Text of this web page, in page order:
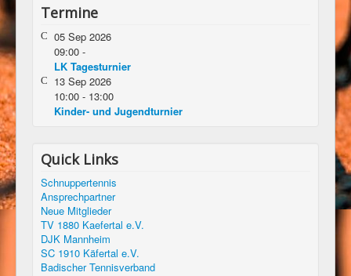
Termine
05 Sep 2026
09:00 -
LK Tagesturnier
13 Sep 2026
10:00 - 13:00
Kinder- und Jugendturnier
Quick Links
Schnuppertennis
Ansprechpartner
Neue Mitglieder
TV 1880 Kaefertal e.V.
DJK Mannheim
SC 1910 Käfertal e.V.
Badischer Tennisverband